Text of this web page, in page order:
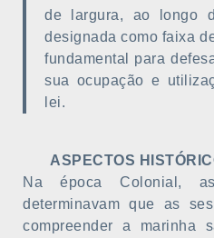
de largura, ao longo
designada como faixa
fundamental para
sua ocupação e
lei.
ASPECTOS
Na época Colonial,
determinavam que as
compreender a marinha